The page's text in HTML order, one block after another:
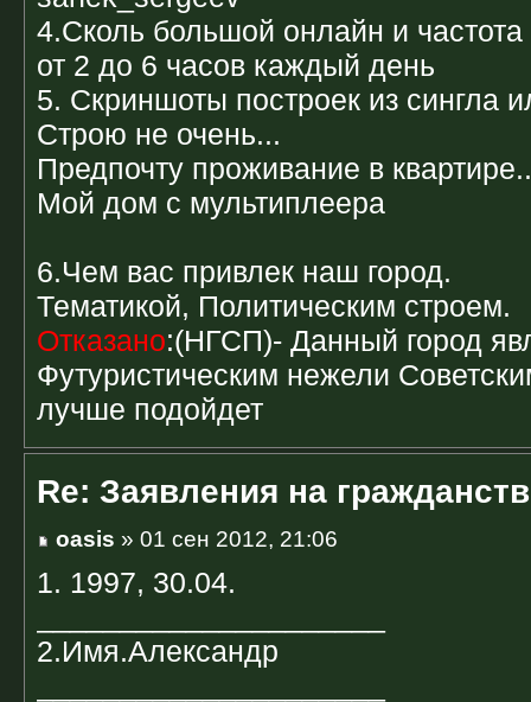
4.Сколь большой онлайн и
от 2 до 6 часов каждый день
5. Скриншоты построек из сингла
Строю не очень...
Предпочту проживание в
Мой дом с мультиплеера
6.Чем вас привлек наш город.
Тематикой, Политическим строем.
Отказано:(НГСП)- Данный город
Футуристическим нежели
лучше подойдет
Re: Заявления на
oasis » 01 сен 2012, 21:06
1. 1997, 30.04.
2.Имя.Александр